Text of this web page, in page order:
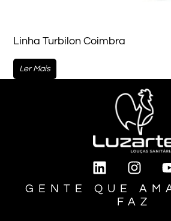
Linha Turbilon Coimbra
Ler Mais
GENTE QUE
FAZ